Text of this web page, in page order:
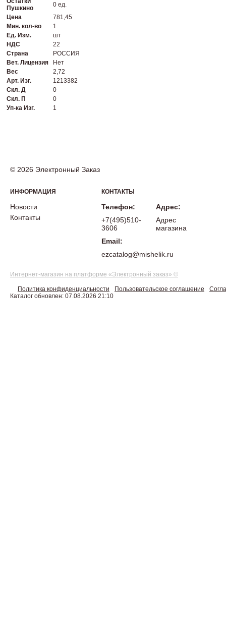
Пушкино
0 ед.
Цена
781,45
Мин. кол-во
1
Ед. Изм.
шт
НДС
22
Страна
РОССИЯ
Вет. Лицензия
Нет
Вес
2,72
Арт. Изг.
1213382
Скл. Д
0
Скл. П
0
Уп-ка Изг.
1
© 2026 Электронный Заказ
ИНФОРМАЦИЯ
Новости
Контакты
КОНТАКТЫ
Телефон:
+7(495)510-
3606
Email:
ezcatalog@mishelik.ru
Адрес:
Адрес
магазина
Интернет-магазин на платформе «Электронный заказ» ©
Политика конфиденциальности Пользовательское соглашение
Каталог обновлен: 07.08.2026 21:10